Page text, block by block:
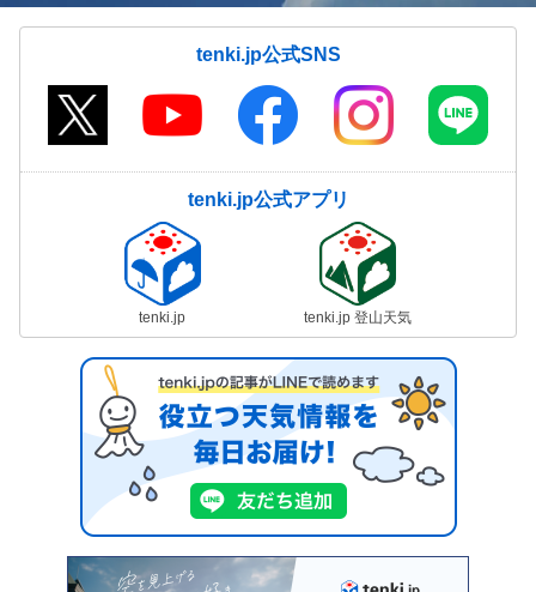
tenki.jp公式SNS
tenki.jp公式アプリ
tenki.jp tenki.jp 登山天気